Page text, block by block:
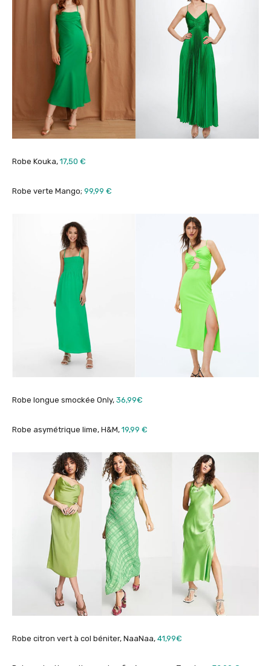
Robe Kouka, 17,50 €
Robe verte Mango; 99,99 €
Robe longue smockée Only, 36,99€
Robe asymétrique lime, H&M, 19,99 €
Robe citron vert à col béniter, NaaNaa, 41,99€